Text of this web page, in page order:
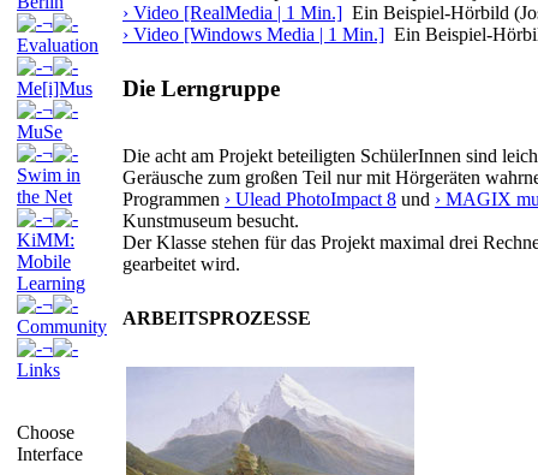
¬
Evaluation
¬
Me[i]Mus
¬
MuSe
¬
Swim in
the Net
¬
KiMM:
Mobile
Learning
¬
Community
¬
Links
Choose
Interface
› Video [RealMedia | 1 Min.] Ein Beispiel-Hörbild
› Video [Windows Media | 1 Min.] Ein Beispiel-
Die Lerngruppe
Die acht am Projekt beteiligten SchülerInnen sind
Geräusche zum großen Teil nur mit Hörgeräten
Programmen › Ulead PhotoImpact 8 und › MAGIX
Kunstmuseum besucht.
Der Klasse stehen für das Projekt maximal drei
gearbeitet wird.
ARBEITSPROZESSE